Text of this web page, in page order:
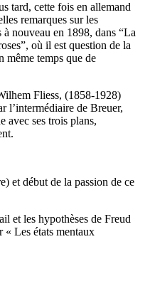
tard, cette fois en allemand
remarques sur les
nouveau en 1898, dans “La
où il est question de la
même temps que de
Fliess, (1858-1928)
l’intermédiaire de Breuer,
avec ses trois plans,
et début de la passion de ce
et les hypothèses de Freud
« Les états mentaux